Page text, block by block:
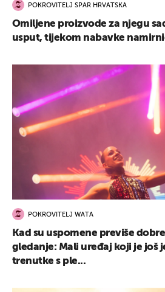
POKROVITELJ SPAR HRVATSKA
Omiljene proizvode za njegu
usput, tijekom nabavke
POKROVITELJ WATA
Kad su uspomene previše
gledanje: Mali uređaj koji je još
trenutke s ple...